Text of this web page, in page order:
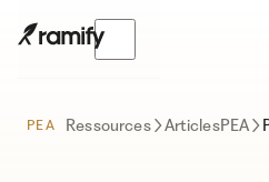
PEA Ressources ArticlesPEA